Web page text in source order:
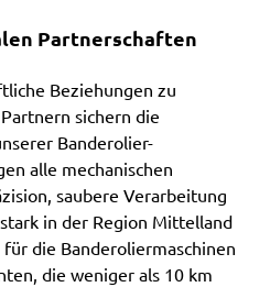
Partnerschaften
Beziehungen zu
sichern die
Banderolier-
alle mechanischen
saubere Verarbeitung
in der Region Mittelland
die Banderoliermaschinen
die weniger als 10 km